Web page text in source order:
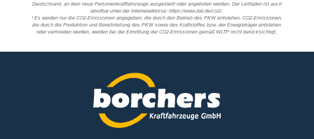
Deutschland, an dem neue Personenkraftfahrzeuge ausgestellt oder angeboten werden. Der Leitfaden ist auch
abrufbar unter der Internetadresse: https://www.dat.de/co2/.
¹ Es werden nur die CO2-Emissionen angegeben, die durch den Betrieb des PKW entstehen. CO2-Emissionen,
die durch die Produktion und Bereitstellung des PKW sowie des Kraftstoffes bzw. der Energieträger entstehen
oder vermieden werden, werden bei der Ermittlung der CO2-Emissionen gemäß WLTP nicht berücksichtigt.